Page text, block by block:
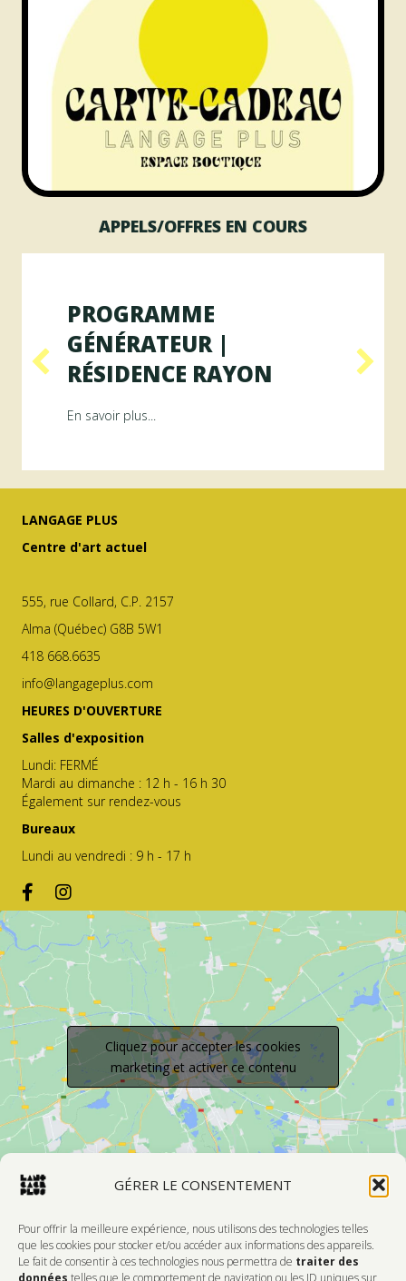
GÉRER LE CONSENTEMENT
Pour offrir la meilleure expérience, nous utilisons des technologies telles
que les cookies pour stocker et/ou accéder aux informations des appareils.
Le fait de consentir à ces technologies nous permettra de traiter des
données telles que le comportement de navigation ou les ID uniques sur
APPELS/OFFRES EN COURS
ArAMiS
PROGRAMME
GÉNÉRATEUR |
RÉSIDENCE RAYON
En savoir plus...
LANGAGE PLUS
Centre d'art actuel
555, rue Collard, C.P. 2157
Alma (Québec) G8B 5W1
418 668.6635
info@langageplus.com
HEURES D'OUVERTURE
Salles d'exposition
Lundi: FERMÉ
Mardi au dimanche : 12 h - 16 h 30
Également sur rendez-vous
Bureaux
Lundi au vendredi : 9 h - 17 h
Cliquez pour accepter les cookies
marketing et activer ce contenu
Devenir Membre